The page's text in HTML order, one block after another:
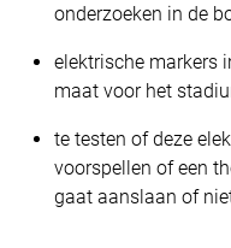
onderzoeken in de
elektrische markers
maat voor het
te testen of deze
voorspellen of een
gaat aanslaan of